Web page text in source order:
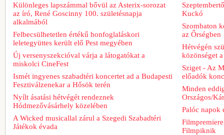
Különleges lapszámmal bővül az Asterix-sorozat
az író, René Goscinny 100. születésnapja
alkalmából
Felbecsülhetetlen értékű honfoglaláskori
leletegyüttes került elő Pest megyében
Új versenyszekcióval várja a látogatókat a
miskolci CineFest
Ismét ingyenes szabadtéri koncertet ad a Budapesti
Fesztiválzenekar a Hősök terén
Nyílt ásatási hétvégét rendeznek
Hódmezővásárhely közelében
A Wicked musicallal zárul a Szegedi Szabadtéri
Játékok évada
Kuckó
Szombaton
az Őrségben
Hétvégén
közönséget
Sziget - Az
előadók
Minden
Országos/
Palóc napok
Filmpiknik